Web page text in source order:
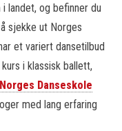
landet, og befinner du
sjekke ut Norges
et variert dansetilbud
i klassisk ballett,
Norges Danseskole
med lang erfaring